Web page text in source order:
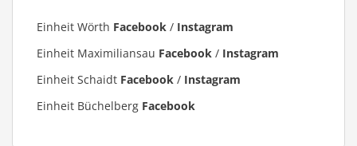
Einheit Wörth Facebook / Instagram
Einheit Maximiliansau Facebook / Instagram
Einheit Schaidt Facebook / Instagram
Einheit Büchelberg Facebook